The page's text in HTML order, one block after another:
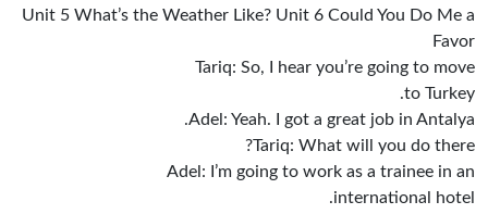
Unit 5 What’s the Weather Like? Unit 6 Could You Do Me a
Favor
Tariq: So, I hear you’re going to move
to Turkey.
Adel: Yeah. I got a great job in Antalya.
Tariq: What will you do there?
Adel: I’m going to work as a trainee in an
international hotel.